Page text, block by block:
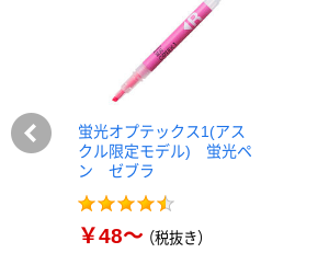
蛍光オプテックス1(アス
クル限定モデル) 蛍光ペ
ン ゼブラ
￥48～（税抜き）